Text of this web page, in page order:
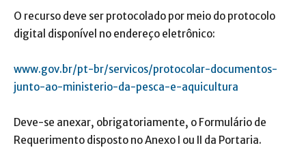
O recurso deve ser protocolado por meio do protocolo
digital disponível no endereço eletrônico:
www.gov.br/pt-br/servicos/protocolar-documentos-
junto-ao-ministerio-da-pesca-e-aquicultura
Deve-se anexar, obrigatoriamente, o Formulário de
Requerimento disposto no Anexo I ou II da Portaria.